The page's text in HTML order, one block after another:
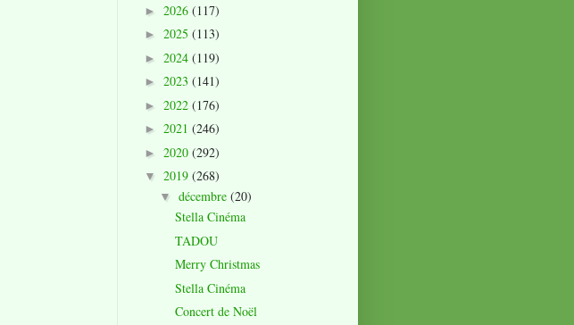
► 2026 (117)
► 2025 (113)
► 2024 (119)
► 2023 (141)
► 2022 (176)
► 2021 (246)
► 2020 (292)
▼ 2019 (268)
▼ décembre (20)
Stella Cinéma
TADOU
Merry Christmas
Stella Cinéma
Concert de Noël